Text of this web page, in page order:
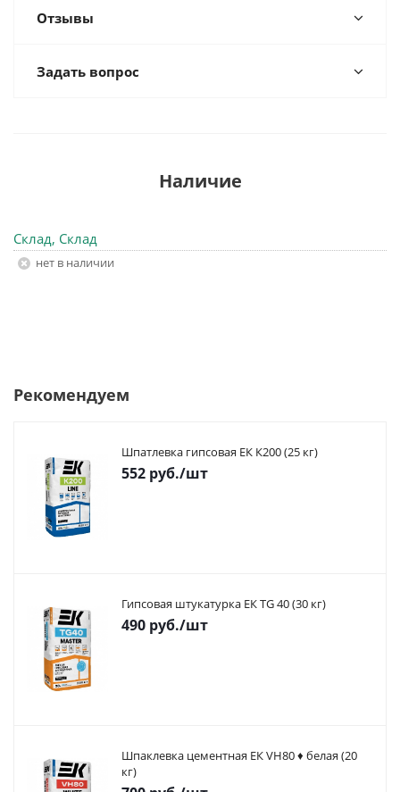
Отзывы
Задать вопрос
Наличие
Склад, Склад
Нет в наличии
Рекомендуем
Шпатлевка гипсовая ЕК К200 (25 кг)
552 руб./шт
Гипсовая штукатурка ЕК TG 40 (30 кг)
490 руб./шт
Шпаклевка цементная ЕК VH80 ♦ белая (20
кг)